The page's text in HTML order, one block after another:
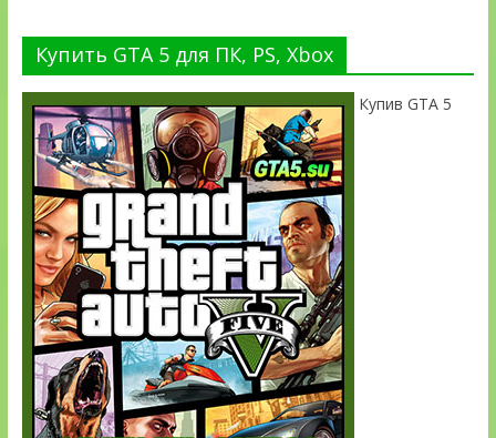
Купить GTA 5 для ПК, PS, Xbox
Купив GTA 5